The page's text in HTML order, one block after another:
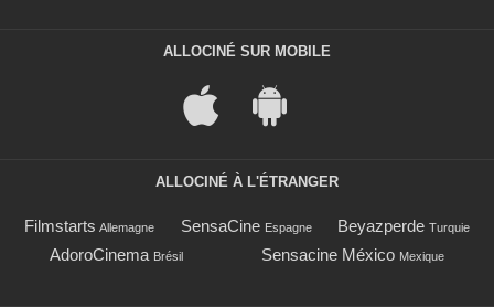
ALLOCINÉ SUR MOBILE
ALLOCINÉ À L'ÉTRANGER
Filmstarts Allemagne SensaCine Espagne Beyazperde Turquie
AdoroCinema Brésil Sensacine México Mexique